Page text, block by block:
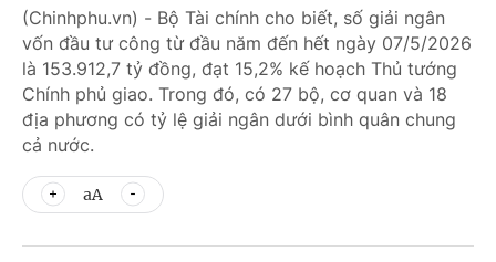
(Chinhphu.vn) - Bộ Tài chính cho biết, số giải ngân
vốn đầu tư công từ đầu năm đến hết ngày 07/5/2026
là 153.912,7 tỷ đồng, đạt 15,2% kế hoạch Thủ tướng
Chính phủ giao. Trong đó, có 27 bộ, cơ quan và 18
địa phương có tỷ lệ giải ngân dưới bình quân chung
cả nước.
aA